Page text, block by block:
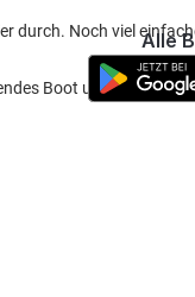
durch. Noch viel
Boot und fahr aufs
Alle